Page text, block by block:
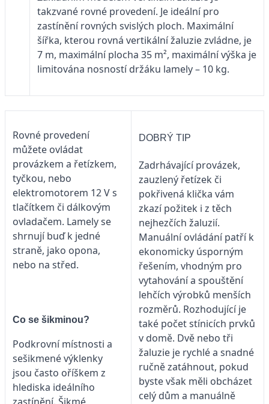
takzvané rovné provedení. Je ideální pro
zastínění rovných svislých ploch. Maximální
šířka, kterou rovná vertikální žaluzie zvládne, je
7 m, maximální plocha 35 m², maximální výška je
limitována nosností držáku lamely – 10 kg.
Rovné provedení
můžete ovládat
provázkem a řetízkem,
tyčkou, nebo
elektromotorem 12 V s
tlačítkem či dálkovým
ovladačem. Lamely se
shrnují buď k jedné
straně, jako opona,
nebo na střed.
Co se šikminou?
Podkrovní místnosti a
sešikmené výklenky
jsou často oříškem z
hlediska ideálního
DOBRÝ TIP
Zadrhávající provázek,
zauzlený řetízek či
pokřivená klička vám
zkazí požitek i z těch
nejhezčích žaluzií.
Manuální ovládání patří k
ekonomicky úsporným
řešením, vhodným pro
vytahování a spouštění
lehčích výrobků menších
rozměrů. Rozhodující je
také počet stínicích prvků
v domě. Dvě nebo tři
žaluzie je rychlé a snadné
ručně zatáhnout, pokud
byste však měli obcházet
celý dům a manuálně